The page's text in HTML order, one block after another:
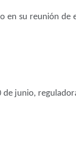
en su reunión
junio,